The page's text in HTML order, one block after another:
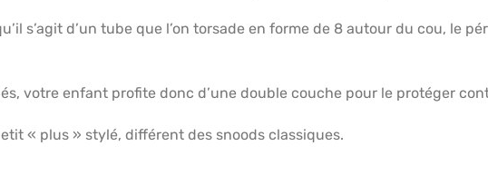
s’agit d’un tube que l’on torsade en forme de 8 autour du cou, le
votre enfant profite donc d’une double couche pour le protéger
« plus » stylé, différent des snoods classiques.